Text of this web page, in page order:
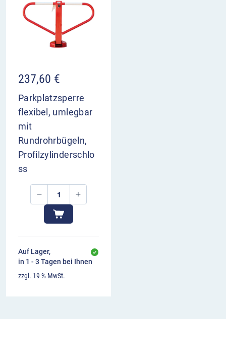
237,60 €
Parkplatzsperre
flexibel, umlegbar
mit
Rundrohrbügeln,
Profilzylinderschlo
ss
Auf Lager,
in 1 - 3 Tagen bei Ihnen
zzgl. 19 % MwSt.